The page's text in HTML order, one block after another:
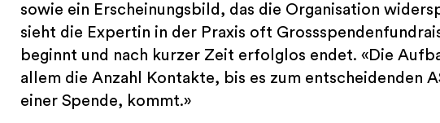
sowie ein Erscheinungsbild, das die Organisation
sieht die Expertin in der Praxis oft
beginnt und nach kurzer Zeit erfolglos endet. «Die
allem die Anzahl Kontakte, bis es zum entscheidenden
einer Spende, kommt.»